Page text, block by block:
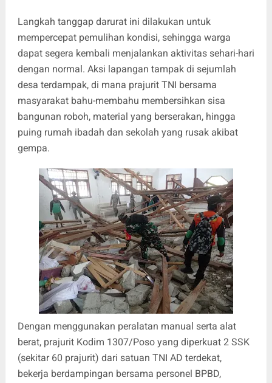
Langkah tanggap darurat ini dilakukan untuk
mempercepat pemulihan kondisi, sehingga warga
dapat segera kembali menjalankan aktivitas sehari-hari
dengan normal. Aksi lapangan tampak di sejumlah
desa terdampak, di mana prajurit TNI bersama
masyarakat bahu-membahu membersihkan sisa
bangunan roboh, material yang berserakan, hingga
puing rumah ibadah dan sekolah yang rusak akibat
gempa.
Dengan menggunakan peralatan manual serta alat
berat, prajurit Kodim 1307/Poso yang diperkuat 2 SSK
(sekitar 60 prajurit) dari satuan TNI AD terdekat,
bekerja berdampingan bersama personel BPBD,